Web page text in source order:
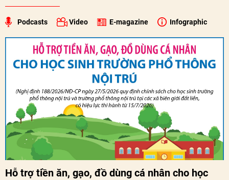
Podcasts Video E-magazine Infographic
Hỗ trợ tiền ăn, gạo, đồ dùng cá nhân cho học